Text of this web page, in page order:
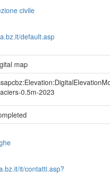
civile
default.asp
map
0.5m-2023
it/contatti.asp?